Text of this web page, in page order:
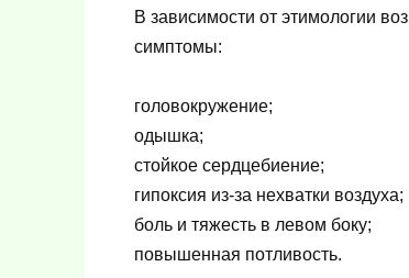
В зависимости от этимологии
симптомы:
головокружение;
одышка;
стойкое сердцебиение;
гипоксия из-за нехватки воздуха;
боль и тяжесть в левом боку;
повышенная потливость.